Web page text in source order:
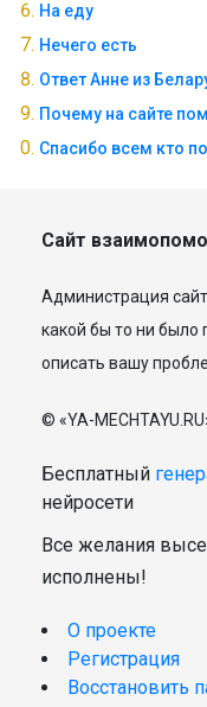
На еду
Нечего есть
Ответ Анне из
Почему на сайте
Спасибо всем кто
Сайт
Администрация
какой бы то ни
описать вашу
© «YA-
Бесплатный
нейросети
Все желания
исполнены!
О проекте
Регистрация
Восстановить